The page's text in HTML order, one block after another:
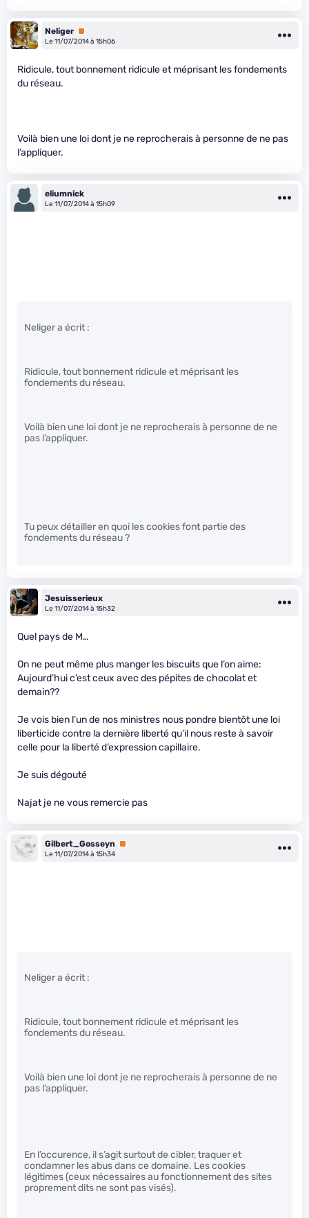
Neliger Premium
Le 11/07/2014 à 15h06
Ridicule, tout bonnement ridicule et méprisant les fondements
du réseau.
Voilà bien une loi dont je ne reprocherais à personne de ne pas
l’appliquer.
eliumnick
Le 11/07/2014 à 15h09
Neliger a écrit :
Ridicule, tout bonnement ridicule et méprisant les
fondements du réseau.
Voilà bien une loi dont je ne reprocherais à personne de ne
pas l’appliquer.
Tu peux détailler en quoi les cookies font partie des
fondements du réseau ?
Jesuisserieux
Le 11/07/2014 à 15h32
Quel pays de M…
On ne peut même plus manger les biscuits que l’on aime:
Aujourd’hui c’est ceux avec des pépites de chocolat et
demain??
Je vois bien l’un de nos ministres nous pondre bientôt une loi
liberticide contre la dernière liberté qu’il nous reste à savoir
celle pour la liberté d’expression capillaire.
Je suis dégouté
Najat je ne vous remercie pas
Gilbert_Gosseyn
Premium
Le 11/07/2014 à 15h34
Neliger a écrit :
Ridicule, tout bonnement ridicule et méprisant les
fondements du réseau.
Voilà bien une loi dont je ne reprocherais à personne de ne
pas l’appliquer.
En l’occurence, il s’agit surtout de cibler, traquer et
condamner les abus dans ce domaine. Les cookies
légitimes (ceux nécessaires au fonctionnement des sites
proprement dits ne sont pas visés).